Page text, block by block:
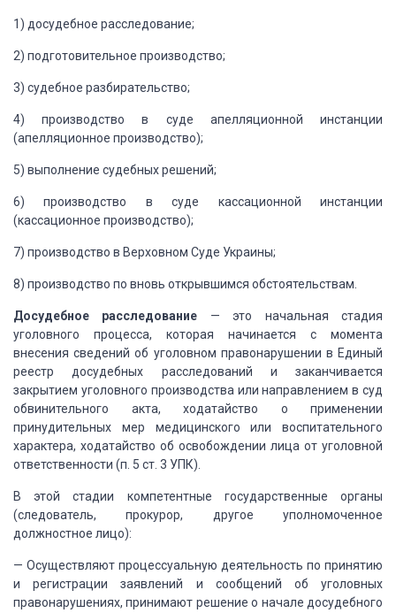
1) досудебное расследование;
2) подготовительное производство;
3) судебное разбирательство;
4) производство в суде апелляционной инстанции
(апелляционное производство);
5) выполнение судебных решений;
6) производство в суде кассационной инстанции
(кассационное производство);
7) производство в Верховном Суде Украины;
8) производство по вновь открывшимся обстоятельствам.
Досудебное расследование
— это начальная стадия
уголовного процесса, которая начинается с момента
внесения сведений об уголовном правонарушении в Единый
реестр досудебных расследований и заканчивается
закрытием уголовного производства или направлением в суд
обвинительного акта, ходатайство о применении
принудительных мер медицинского или воспитательного
характера, ходатайство об освобождении лица от уголовной
ответственности (п. 5 ст. 3 УПК).
В этой стадии компетентные государственные органы
(следователь, прокурор, другое уполномоченное
должностное лицо):
— Осуществляют процессуальную деятельность по принятию
и регистрации заявлений и сообщений об уголовных
правонарушениях, принимают решение о начале досудебного